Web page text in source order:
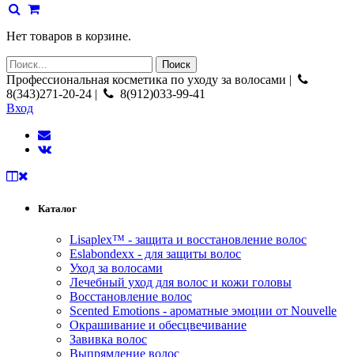
Нет товаров в корзине.
Профессиональная косметика по уходу за волосами |
8(343)271-20-24 |
8(912)033-99-41
Вход
Каталог
Lisaplex™ - защита и восстановление волос
Eslabondexx - для защиты волос
Уход за волосами
Лечебный уход для волос и кожи головы
Восстановление волос
Scented Emotions - ароматные эмоции от Nouvelle
Окрашивание и обесцвечивание
Завивка волос
Выпрямление волос